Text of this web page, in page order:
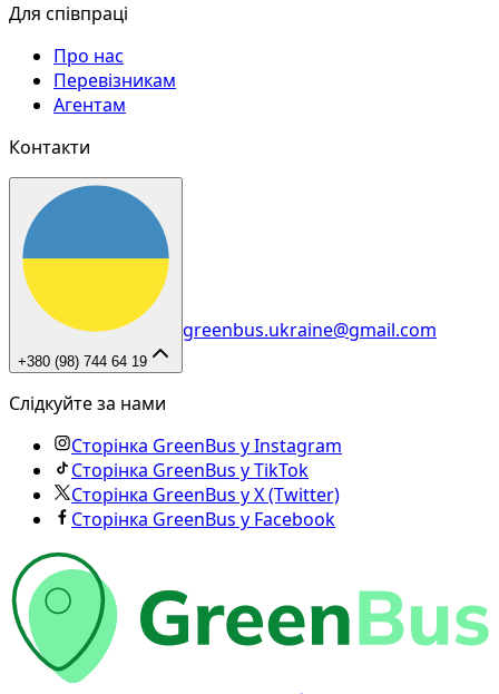
Для співпраці
Про нас
Перевізникам
Агентам
Контакти
+380 (98) 744 64 19
greenbus.ukraine@gmail.com
Слідкуйте за нами
Сторінка GreenBus у Instagram
Сторінка GreenBus у TikTok
Сторінка GreenBus у X (Twitter)
Сторінка GreenBus у Facebook